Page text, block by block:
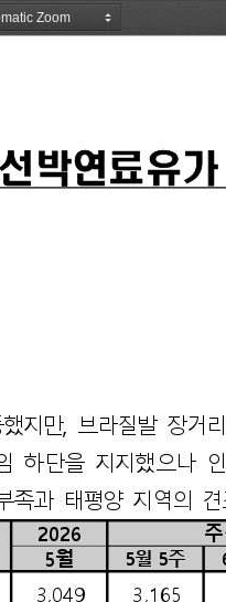
선박연료유가
했지만, 브라질발 장거리
하단을 지지했으나
족과 태평양 지역의
2026
5월 5월 5주
3,049 3,165